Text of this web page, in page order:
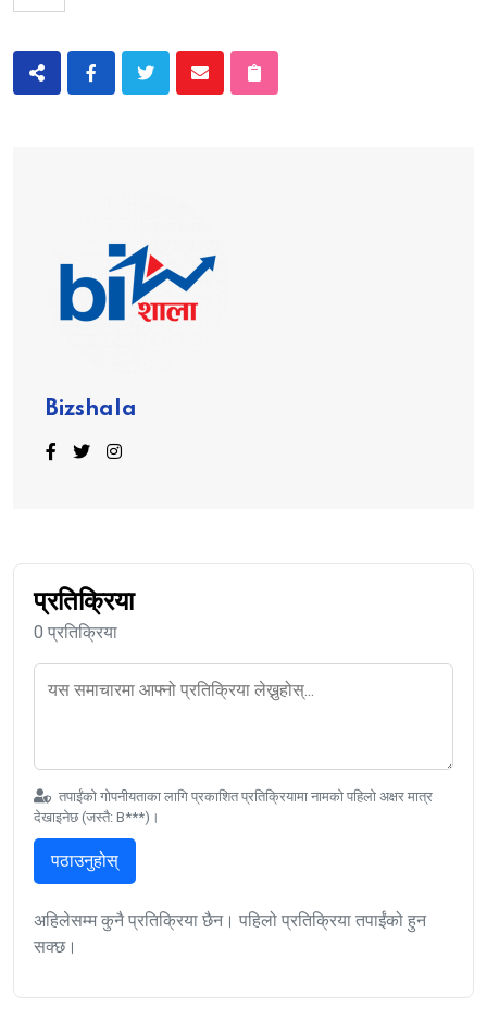
Bizshala
प्रतिक्रिया
0 प्रतिक्रिया
तपाईंको गोपनीयताका लागि प्रकाशित प्रतिक्रियामा नामको पहिलो अक्षर मात्र
देखाइनेछ (जस्तै: B***)।
पठाउनुहोस्
अहिलेसम्म कुनै प्रतिक्रिया छैन। पहिलो प्रतिक्रिया तपाईंको हुन
सक्छ।